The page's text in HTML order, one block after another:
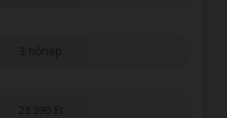
3 hónap
23 390 Ft